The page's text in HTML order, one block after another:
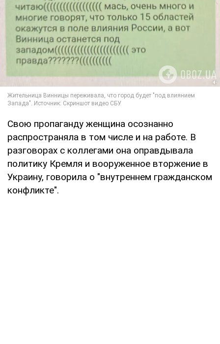
Свою пропаганду женщина осознанно
распространяла в том числе и на работе. В
разговорах с коллегами она оправдывала
политику Кремля и вооруженное вторжение в
Украину, говорила о "внутреннем гражданском
конфликте".